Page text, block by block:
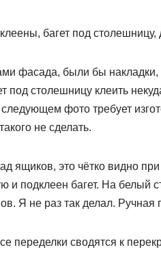
багет под
фасада, были бы
под столешницу клеить
фото требует
не сделать.
ящиков, это чётко видно
и подклеен багет. На белый
Я не раз так делал.
переделки сводятся к